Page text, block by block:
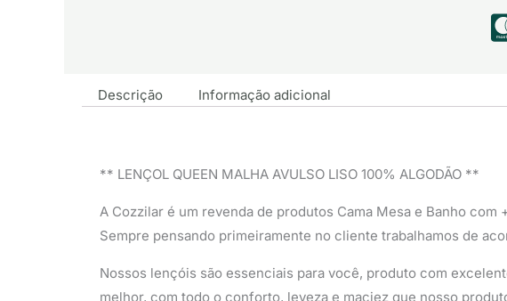
Descrição Informação adicional
** LENÇOL QUEEN MALHA AVULSO LISO 100% ALGODÃO **
A Cozzilar é um revenda de produtos Cama Mesa e Banho
Sempre pensando primeiramente no cliente trabalhamos de
Nossos lençóis são essenciais para você, produto com
melhor, com todo o conforto, leveza e maciez que nosso